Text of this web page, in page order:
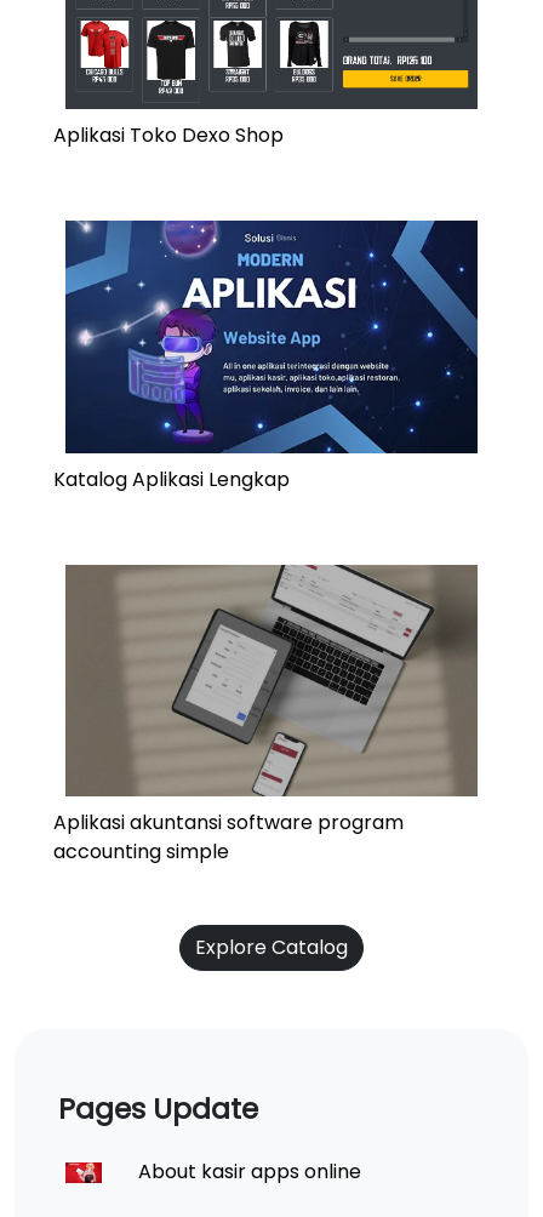
Aplikasi Toko Dexo Shop
Katalog Aplikasi Lengkap
Aplikasi akuntansi software program
accounting simple
Explore Catalog
Pages Update
About kasir apps online